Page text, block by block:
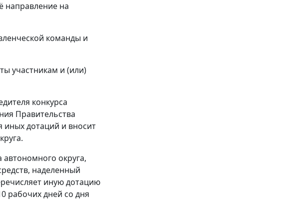
направление на
команды и
участникам и (или)
конкурса
Правительства
иных дотаций и вносит
округа,
наделенный
иную дотацию
рабочих дней со дня